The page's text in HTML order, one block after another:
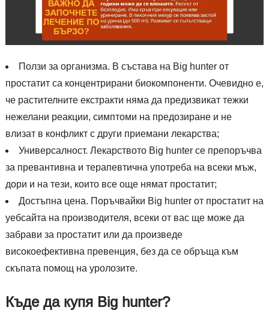
Ползи за организма. В състава на Big hunter от
простатит са концентрирани биокомпоненти. Очевидно е,
че растителните екстракти няма да предизвикат тежки
нежелани реакции, симптоми на предозиране и не
влизат в конфликт с други приемани лекарства;
Универсалност. Лекарството Big hunter се препоръчва
за превантивна и терапевтична употреба на всеки мъж,
дори и на тези, които все още нямат простатит;
Достъпна цена. Поръчвайки Big hunter от простатит на
уебсайта на производителя, всеки от вас ще може да
забрави за простатит или да произведе
високоефективна превенция, без да се обръща към
скъпата помощ на уролозите.
Къде да купя Big hunter?